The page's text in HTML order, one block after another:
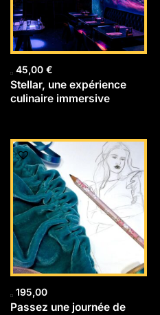
45,00 €
Stellar, une expérience
culinaire immersive
195,00
Passez une journée de